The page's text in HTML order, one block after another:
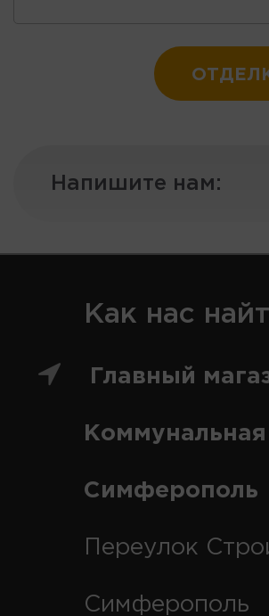
Напишите нам:
Как нас
Главный
Коммунальная
Симферополь
Переулок
Симферополь